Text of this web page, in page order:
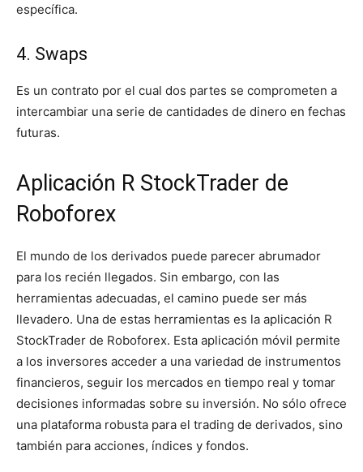
específica.
4. Swaps
Es un contrato por el cual dos partes se comprometen a
intercambiar una serie de cantidades de dinero en fechas
futuras.
Aplicación R StockTrader de
Roboforex
El mundo de los derivados puede parecer abrumador
para los recién llegados. Sin embargo, con las
herramientas adecuadas, el camino puede ser más
llevadero. Una de estas herramientas es la aplicación R
StockTrader de Roboforex. Esta aplicación móvil permite
a los inversores acceder a una variedad de instrumentos
financieros, seguir los mercados en tiempo real y tomar
decisiones informadas sobre su inversión. No sólo ofrece
una plataforma robusta para el trading de derivados, sino
también para acciones, índices y fondos.